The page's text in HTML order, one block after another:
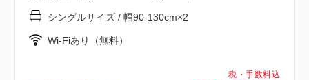
税・手数料込
シングルサイズ / 幅90-130cm×2
Wi-Fiあり（無料）